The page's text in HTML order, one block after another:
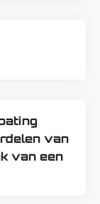
van
van een